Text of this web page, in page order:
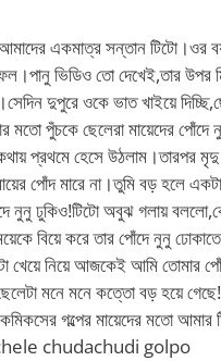
একমাত্র সন্তান
ফল।পানু ভিডিও তো দেখেই,তার
দুপুরে ওকে ভাত খাইয়ে
পুঁচকে ছেলেরা মায়েদের পোঁদে
প্রথমে হেসে উঠলাম।তারপর
পোঁদ মারে না।তুমি বড় হলে একটা
নুনু ঢুকিও!টিটো অবুঝ গলায়
বিয়ে করে তার পোঁদে নুনু
খেয়ে নিয়ে আজকেই আমি তোমার
মনে মনে কত্তো বড় হয়ে
গল্পের মায়েদের মতো
chele chudachudi golpo